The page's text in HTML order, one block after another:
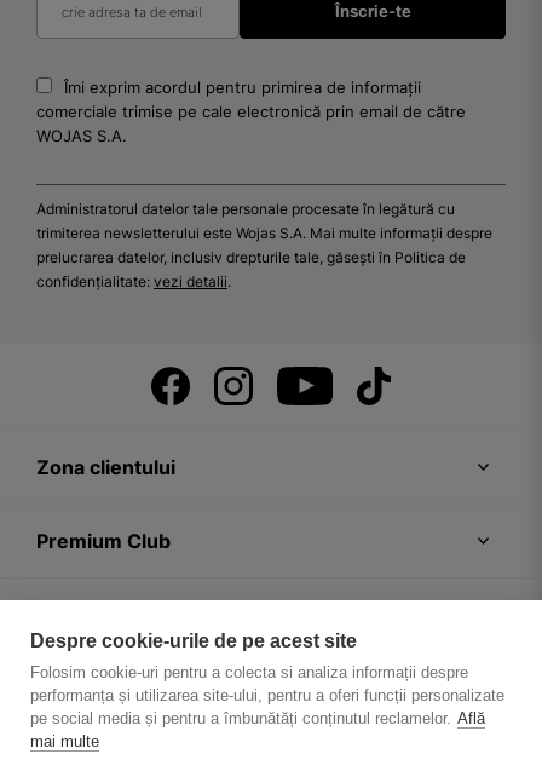
Îmi exprim acordul pentru primirea de informații
comerciale trimise pe cale electronică prin email de către
WOJAS S.A.
Administratorul datelor tale personale procesate în legătură cu
trimiterea newsletterului este Wojas S.A. Mai multe informații despre
prelucrarea datelor, inclusiv drepturile tale, găsești în Politica de
confidențialitate: vezi detalii.
Zona clientului
Premium Club
Despre firmă
Despre cookie-urile de pe acest site
Folosim cookie-uri pentru a colecta si analiza informații despre
performanța și utilizarea site-ului, pentru a oferi funcții personalizate
pe social media și pentru a îmbunătăți conținutul reclamelor. Află
mai multe